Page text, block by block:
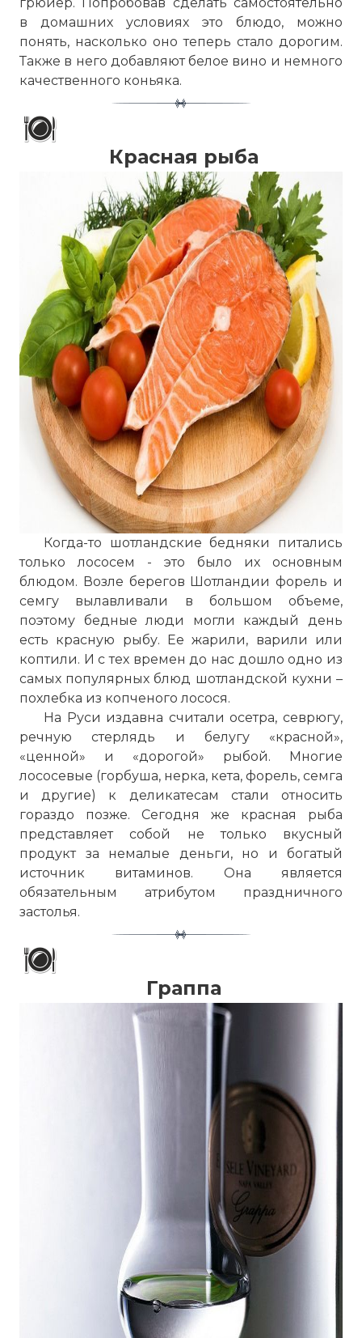
в домашних условиях это блюдо, можно
понять, насколько оно теперь стало дорогим.
Также в него добавляют белое вино и немного
качественного коньяка.
Красная рыба
Когда-то шотландские бедняки питались
только лососем - это было их основным
блюдом. Возле берегов Шотландии форель и
семгу вылавливали в большом объеме,
поэтому бедные люди могли каждый день
есть красную рыбу. Ее жарили, варили или
коптили. И с тех времен до нас дошло одно из
самых популярных блюд шотландской кухни –
похлебка из копченого лосося.
На Руси издавна считали осетра, севрюгу,
речную стерлядь и белугу «красной»,
«ценной» и «дорогой» рыбой. Многие
лососевые (горбуша, нерка, кета, форель, семга
и другие) к деликатесам стали относить
гораздо позже. Сегодня же красная рыба
представляет собой не только вкусный
продукт за немалые деньги, но и богатый
источник витаминов. Она является
обязательным атрибутом праздничного
застолья.
Граппа